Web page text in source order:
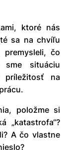
ktoré nás
sa na chvíľu
čo
situáciu
príležitosť na
položme si
„katastrofa“?
A čo vlastne